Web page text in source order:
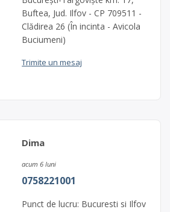
Buftea, Jud. Ilfov - CP 709511 -
Clădirea 26 (În incinta - Avicola
Buciumeni)
Trimite un mesaj
Dima
acum 6 luni
0758221001
Punct de lucru: Bucuresti si Ilfov